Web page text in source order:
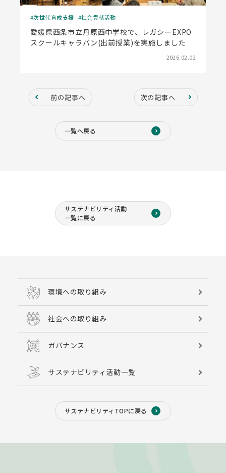
次世代育成支援 社会貢献活動
愛媛県西条市立丹原西中学校で、レガシーEXPO
スクールキャラバン(出前授業)を実施しました
2026.02.02
前の記事へ 次の記事へ
一覧へ戻る
サステナビリティ活動
一覧に戻る
環境への取り組み
社会への取り組み
ガバナンス
サステナビリティ活動一覧
サステナビリティTOPに戻る